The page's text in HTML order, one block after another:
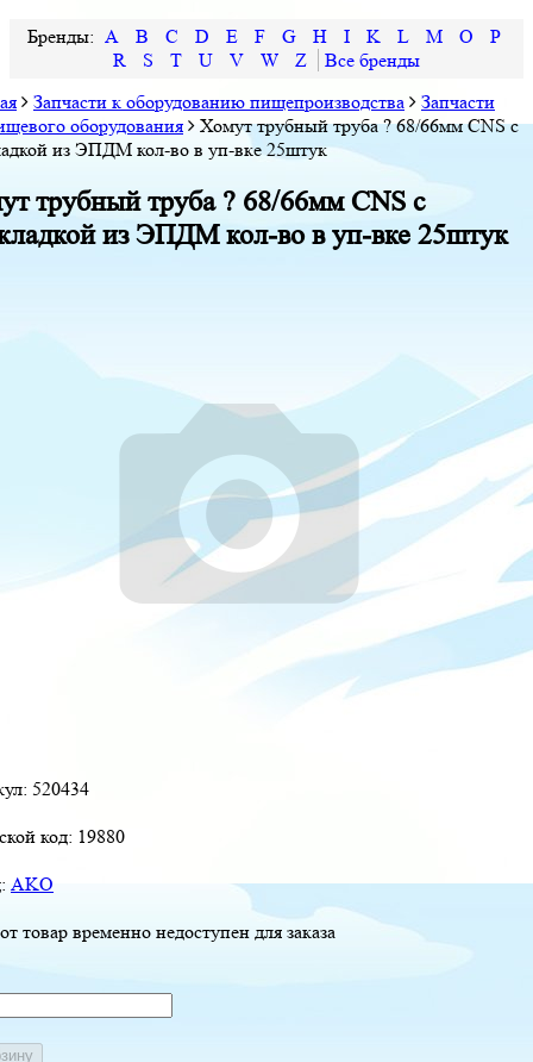
A B C D E F G H I K L M O
P
R
S T U V W
Z
Запчасти к оборудованию пищепроизводства
Запчасти
оборудования
Хомут трубный труба ? 68/66мм CNS с
из ЭПДМ кол-во в уп-вке 25штук
трубный труба ? 68/66мм CNS с
из ЭПДМ кол-во в уп-вке 25штук
520434
код: 19880
AKO
товар временно недоступен для заказа